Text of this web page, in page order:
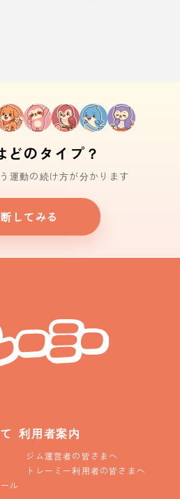
どのタイプ？
運動の続け方が分かります
してみる
ル
利用者案内
ジム運営者の皆さまへ
トレーミー利用者の皆さまへ